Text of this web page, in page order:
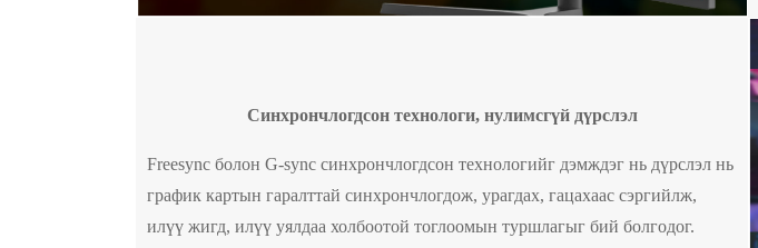
Синхрончлогдсон технологи, нулимсгүй дүрслэл
Freesync болон G-sync синхрончлогдсон технологийг дэмждэг нь дүрслэл нь
график картын гаралттай синхрончлогдож, урагдах, гацахаас сэргийлж,
илүү жигд, илүү уялдаа холбоотой тоглоомын туршлагыг бий болгодог.